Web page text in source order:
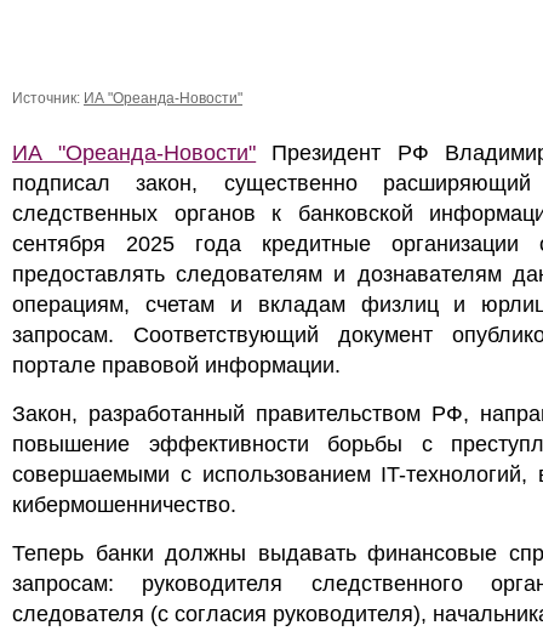
Источник: ИА "Ореанда-Новости"
ИА "Ореанда-Новости" Президент РФ
подписал закон, существенно расширяющий
следственных органов к банковской
сентября 2025 года кредитные организации
предоставлять следователям и дознавателям
операциям, счетам и вкладам физлиц и
запросам. Соответствующий документ
портале правовой информации.
Закон, разработанный правительством РФ,
повышение эффективности борьбы с
совершаемыми с использованием IT-технологий,
кибермошенничество.
Теперь банки должны выдавать финансовые
запросам: руководителя следственного
следователя (с согласия руководителя),